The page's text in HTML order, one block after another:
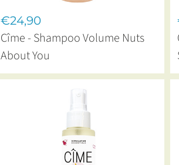
€24,90
Cîme - Shampoo Volume Nuts
About You